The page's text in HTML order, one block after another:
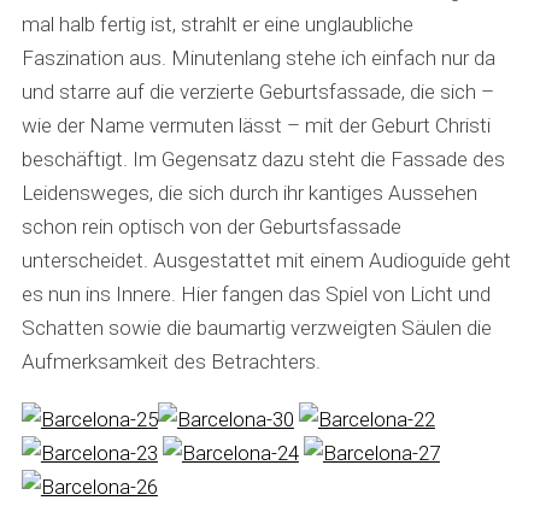
mal halb fertig ist, strahlt er eine unglaubliche
Faszination aus. Minutenlang stehe ich einfach nur da
und starre auf die verzierte Geburtsfassade, die sich –
wie der Name vermuten lässt – mit der Geburt Christi
beschäftigt. Im Gegensatz dazu steht die Fassade des
Leidensweges, die sich durch ihr kantiges Aussehen
schon rein optisch von der Geburtsfassade
unterscheidet. Ausgestattet mit einem Audioguide geht
es nun ins Innere. Hier fangen das Spiel von Licht und
Schatten sowie die baumartig verzweigten Säulen die
Aufmerksamkeit des Betrachters.